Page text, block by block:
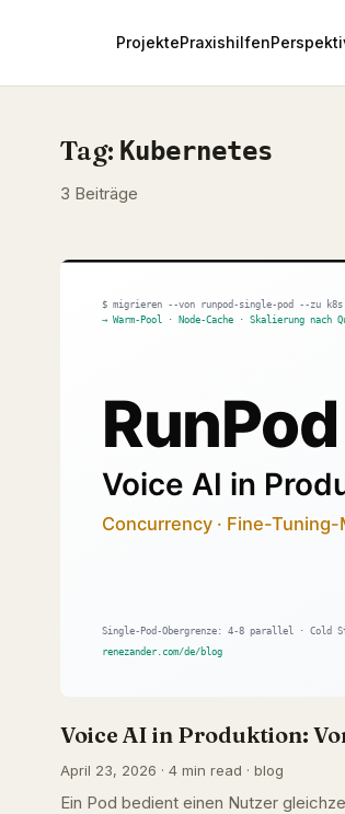
ProjektePraxishilfen
Tag: Kubernetes
3 Beiträge
Voice AI in Produktion:
April 23, 2026 · 4 min read · blog
Ein Pod bedient einen Nutzer